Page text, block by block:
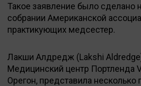
Такое заявление было сделано
собрании Американской
практикующих медсестер.
Лакши Алдредж (Lakshi
Медицинский центр Портленда
Орегон, представила несколько